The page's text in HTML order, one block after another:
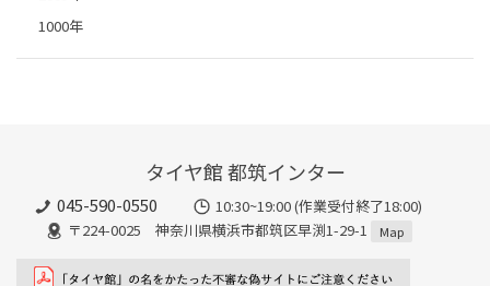
1000年
タイヤ館 都筑インター
045-590-0550
10:30~19:00 (作業受付終了18:00)
〒224-0025 神奈川県横浜市都筑区早渕1-29-1
Map